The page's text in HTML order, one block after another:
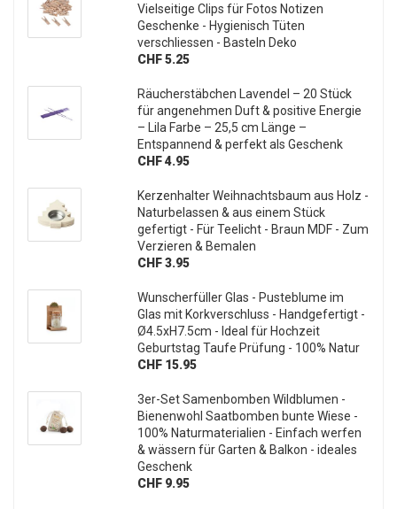
Vielseitige Clips für Fotos Notizen
Geschenke - Hygienisch Tüten
verschliessen - Basteln Deko
CHF 5.25
Räucherstäbchen Lavendel – 20 Stück
für angenehmen Duft & positive Energie
– Lila Farbe – 25,5 cm Länge –
Entspannend & perfekt als Geschenk
CHF 4.95
Kerzenhalter Weihnachtsbaum aus Holz -
Naturbelassen & aus einem Stück
gefertigt - Für Teelicht - Braun MDF - Zum
Verzieren & Bemalen
CHF 3.95
Wunscherfüller Glas - Pusteblume im
Glas mit Korkverschluss - Handgefertigt -
Ø4.5xH7.5cm - Ideal für Hochzeit
Geburtstag Taufe Prüfung - 100% Natur
CHF 15.95
3er-Set Samenbomben Wildblumen -
Bienenwohl Saatbomben bunte Wiese -
100% Naturmaterialien - Einfach werfen
& wässern für Garten & Balkon - ideales
Geschenk
CHF 9.95